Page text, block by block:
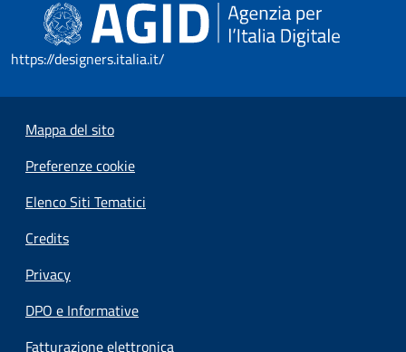
https://designers.italia.it/
Mappa del sito
Preferenze cookie
Elenco Siti Tematici
Credits
Privacy
DPO e Informative
Fatturazione elettronica